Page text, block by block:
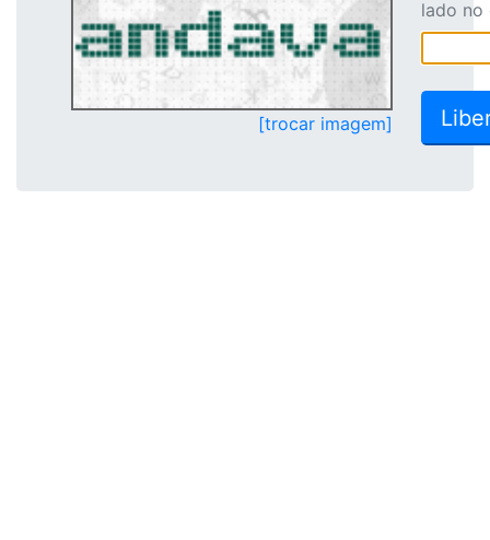
[trocar imagem]
lado no